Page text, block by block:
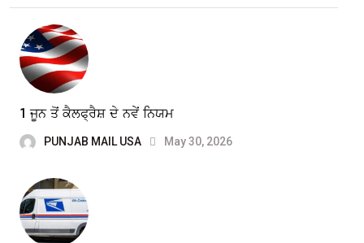
1 ਜੂਨ ਤੋਂ ਕੈਲਫ੍ਰੈਸ਼ ਦੇ ਨਵੇਂ ਨਿਯਮ
PUNJAB MAIL USA May 30, 2026